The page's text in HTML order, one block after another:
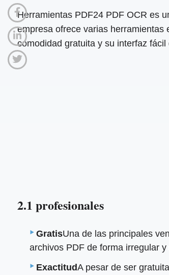
Herramientas PDF24 PDF OCR es
empresa ofrece varias herramientas
comodidad gratuita y su interfaz fácil
2.1 profesionales
GratisUna de las principales
archivos PDF de forma irregular
ExactitudA pesar de ser